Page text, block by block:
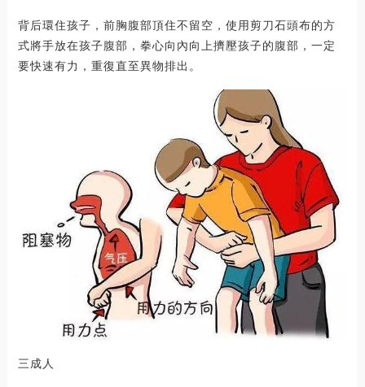
背后環住孩子，前胸腹部頂住不留空，使用剪刀石頭布的方
式將手放在孩子腹部，拳心向內向上擠壓孩子的腹部，一定
要快速有力，重復直至異物排出。
三成人